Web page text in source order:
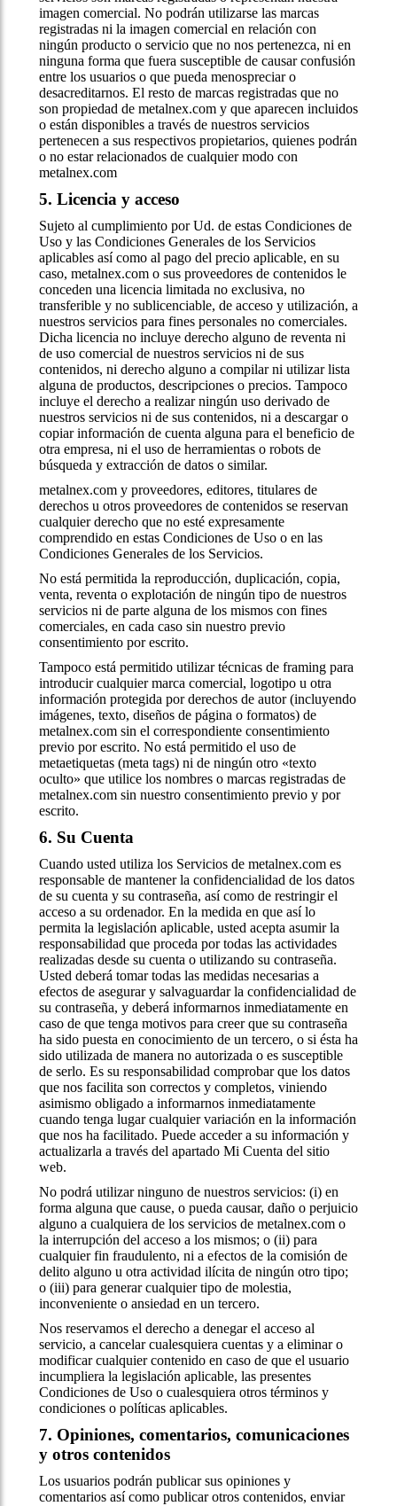
imagen comercial. No podrán utilizarse las marcas
registradas ni la imagen comercial en relación con
ningún producto o servicio que no nos pertenezca, ni en
ninguna forma que fuera susceptible de causar confusión
entre los usuarios o que pueda menospreciar o
desacreditarnos. El resto de marcas registradas que no
son propiedad de metalnex.com y que aparecen incluidos
o están disponibles a través de nuestros servicios
pertenecen a sus respectivos propietarios, quienes podrán
o no estar relacionados de cualquier modo con
metalnex.com
5. Licencia y acceso
Sujeto al cumplimiento por Ud. de estas Condiciones de
Uso y las Condiciones Generales de los Servicios
aplicables así como al pago del precio aplicable, en su
caso, metalnex.com o sus proveedores de contenidos le
conceden una licencia limitada no exclusiva, no
transferible y no sublicenciable, de acceso y utilización, a
nuestros servicios para fines personales no comerciales.
Dicha licencia no incluye derecho alguno de reventa ni
de uso comercial de nuestros servicios ni de sus
contenidos, ni derecho alguno a compilar ni utilizar lista
alguna de productos, descripciones o precios. Tampoco
incluye el derecho a realizar ningún uso derivado de
nuestros servicios ni de sus contenidos, ni a descargar o
copiar información de cuenta alguna para el beneficio de
otra empresa, ni el uso de herramientas o robots de
búsqueda y extracción de datos o similar.
metalnex.com y proveedores, editores, titulares de
derechos u otros proveedores de contenidos se reservan
cualquier derecho que no esté expresamente
comprendido en estas Condiciones de Uso o en las
Condiciones Generales de los Servicios.
No está permitida la reproducción, duplicación, copia,
venta, reventa o explotación de ningún tipo de nuestros
servicios ni de parte alguna de los mismos con fines
comerciales, en cada caso sin nuestro previo
consentimiento por escrito.
Tampoco está permitido utilizar técnicas de framing para
introducir cualquier marca comercial, logotipo u otra
información protegida por derechos de autor (incluyendo
imágenes, texto, diseños de página o formatos) de
metalnex.com sin el correspondiente consentimiento
previo por escrito. No está permitido el uso de
metaetiquetas (meta tags) ni de ningún otro «texto
oculto» que utilice los nombres o marcas registradas de
metalnex.com sin nuestro consentimiento previo y por
escrito.
6. Su Cuenta
Cuando usted utiliza los Servicios de metalnex.com es
responsable de mantener la confidencialidad de los datos
de su cuenta y su contraseña, así como de restringir el
acceso a su ordenador. En la medida en que así lo
permita la legislación aplicable, usted acepta asumir la
responsabilidad que proceda por todas las actividades
realizadas desde su cuenta o utilizando su contraseña.
Usted deberá tomar todas las medidas necesarias a
efectos de asegurar y salvaguardar la confidencialidad de
su contraseña, y deberá informarnos inmediatamente en
caso de que tenga motivos para creer que su contraseña
ha sido puesta en conocimiento de un tercero, o si ésta ha
sido utilizada de manera no autorizada o es susceptible
de serlo. Es su responsabilidad comprobar que los datos
que nos facilita son correctos y completos, viniendo
asimismo obligado a informarnos inmediatamente
cuando tenga lugar cualquier variación en la información
que nos ha facilitado. Puede acceder a su información y
actualizarla a través del apartado Mi Cuenta del sitio
web.
No podrá utilizar ninguno de nuestros servicios: (i) en
forma alguna que cause, o pueda causar, daño o perjuicio
alguno a cualquiera de los servicios de metalnex.com o
la interrupción del acceso a los mismos; o (ii) para
cualquier fin fraudulento, ni a efectos de la comisión de
delito alguno u otra actividad ilícita de ningún otro tipo;
o (iii) para generar cualquier tipo de molestia,
inconveniente o ansiedad en un tercero.
Nos reservamos el derecho a denegar el acceso al
servicio, a cancelar cualesquiera cuentas y a eliminar o
modificar cualquier contenido en caso de que el usuario
incumpliera la legislación aplicable, las presentes
Condiciones de Uso o cualesquiera otros términos y
condiciones o políticas aplicables.
7. Opiniones, comentarios, comunicaciones
y otros contenidos
Los usuarios podrán publicar sus opiniones y
comentarios así como publicar otros contenidos, enviar